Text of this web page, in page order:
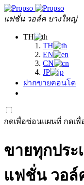
แฟชั่น วอล์ค บางใหญ่
TH
TH
EN
CN
JP
ฝากขายคอนโด
กดเพื่อซ่อนแผนที่ กดเ
ขายทุกประ
แฟชั่น วอล์